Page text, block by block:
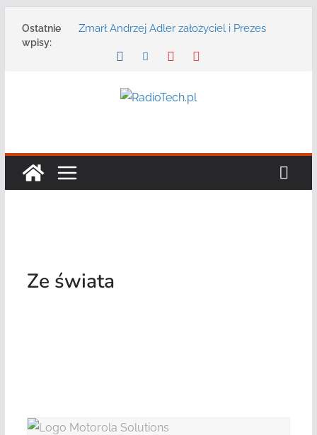
Ostatnie
wpisy:
Zmarł Andrzej Adler założyciel i Prezes
Radmor – największy polski producent
DGT wraz z partnerami zaprasza na
konferencję: „Bezpieczeństwo,
bezpieczeństwa publicznego usługę
Ze świata